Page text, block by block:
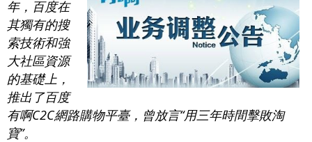
年，百度在
其獨有的搜
索技術和強
大社區資源
的基礎上，
推出了百度
有啊C2C網路購物平臺，曾放言“用三年時間擊敗淘
寶”。